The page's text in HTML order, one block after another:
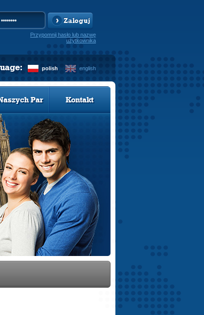
Zaloguj
Przypomnij hasło lub nazwę
użytkownika
polish english
Par Kontakt